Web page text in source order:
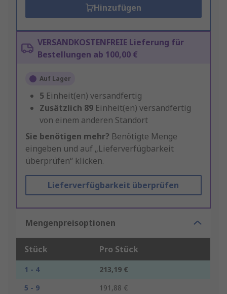
Hinzufügen
VERSANDKOSTENFREIE Lieferung für
Bestellungen ab 100,00 €
Auf Lager
5 Einheit(en) versandfertig
Zusätzlich 89 Einheit(en) versandfertig
von einem anderen Standort
Sie benötigen mehr? Benötigte Menge
eingeben und auf „Lieferverfügbarkeit
überprüfen“ klicken.
Lieferverfügbarkeit überprüfen
Mengenpreisoptionen
Stück Pro Stück
1 - 4
213,19 €
5 - 9
191,88 €